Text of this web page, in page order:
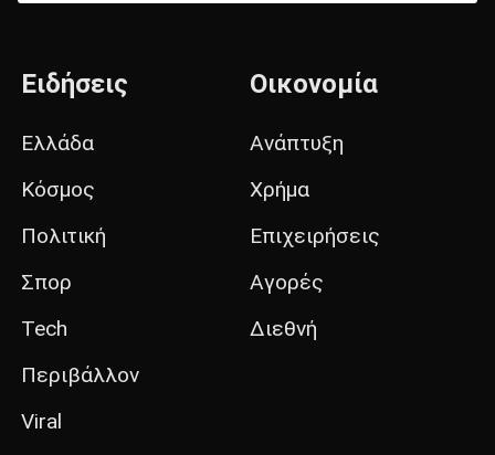
Ειδήσεις
Ελλάδα
Κόσμος
Πολιτική
Σπορ
Tech
Περιβάλλον
Viral
Οικονομία
Ανάπτυξη
Χρήμα
Επιχειρήσεις
Αγορές
Διεθνή